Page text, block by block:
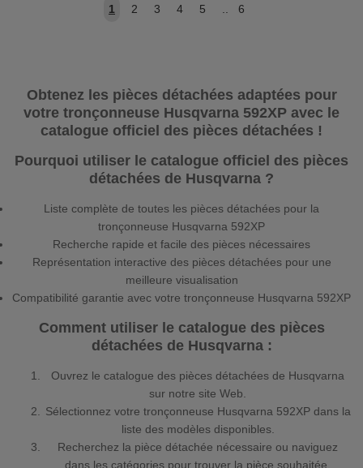
1 2 3 4 5 .. 6
Obtenez les pièces détachées adaptées pour
votre tronçonneuse Husqvarna 592XP avec le
catalogue officiel des pièces détachées !
Pourquoi utiliser le catalogue officiel des pièces
détachées de Husqvarna ?
Liste complète de toutes les pièces détachées pour la
tronçonneuse Husqvarna 592XP
Recherche rapide et facile des pièces nécessaires
Représentation interactive des pièces détachées pour une
meilleure visualisation
Compatibilité garantie avec votre tronçonneuse Husqvarna 592XP
Comment utiliser le catalogue des pièces
détachées de Husqvarna :
Ouvrez le catalogue des pièces détachées de Husqvarna
sur notre site Web.
Sélectionnez votre tronçonneuse Husqvarna 592XP dans la
liste des modèles disponibles.
Recherchez la pièce détachée nécessaire ou naviguez
dans les catégories pour trouver la pièce souhaitée.